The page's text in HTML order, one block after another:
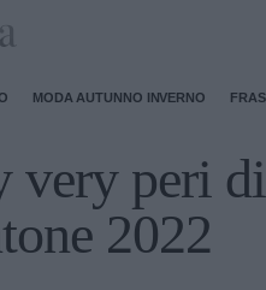
MODA AUTUNNO INVERNO
peri
2022